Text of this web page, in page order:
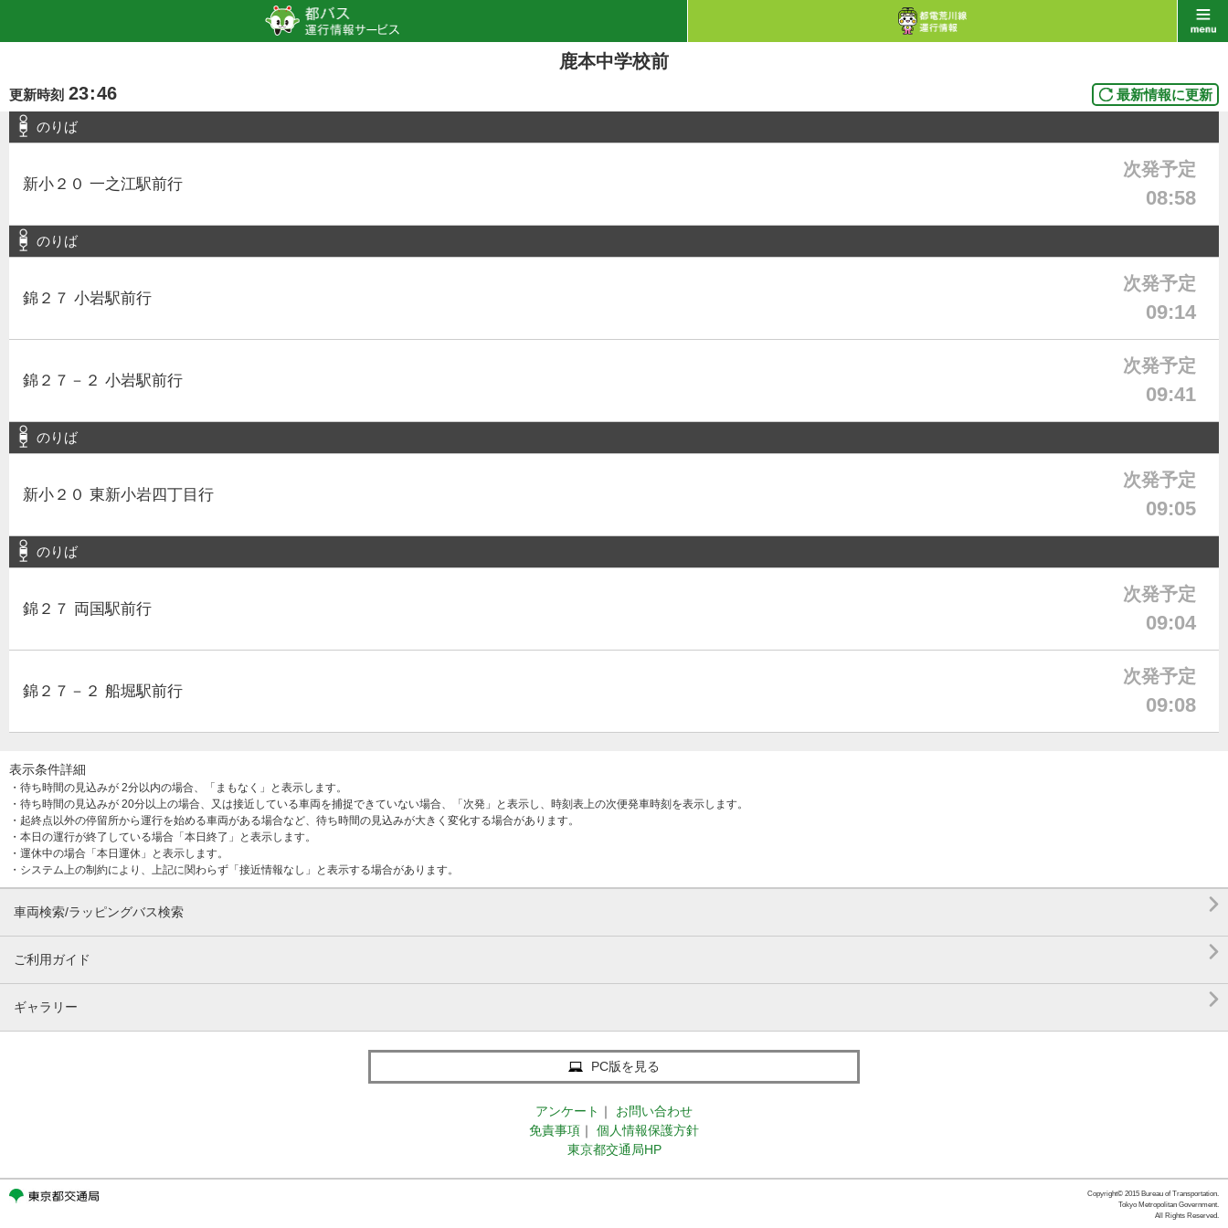
鹿本中学校前
更新時刻 23:46 最新情報に更新
のりば
新小２０ 一之江駅前行
次発予定
08:58
のりば
錦２７ 小岩駅前行
次発予定
09:14
錦２７－２ 小岩駅前行
次発予定
09:41
のりば
新小２０ 東新小岩四丁目行
次発予定
09:05
のりば
錦２７ 両国駅前行
次発予定
09:04
錦２７－２ 船堀駅前行
次発予定
09:08
表示条件詳細
・待ち時間の見込みが 2分以内の場合、「まもなく」と表示します。
・待ち時間の見込みが 20分以上の場合、又は接近している車両を捕捉できていない場合、「次発」と表示し、時刻表上の次便発車時刻を表示します。
・起終点以外の停留所から運行を始める車両がある場合など、待ち時間の見込みが大きく変化する場合があります。
・本日の運行が終了している場合「本日終了」と表示します。
・運休中の場合「本日運休」と表示します。
・システム上の制約により、上記に関わらず「接近情報なし」と表示する場合があります。
車両検索/ラッピングバス検索 
ご利用ガイド 
ギャラリー 
PC版を見る
アンケート ｜
お問い合わせ
免責事項 ｜
個人情報保護方針
東京都交通局HP
Copyright© 2015 Bureau of Transportation.
Tokyo Metropolitan Government.
All Rights Reserved.